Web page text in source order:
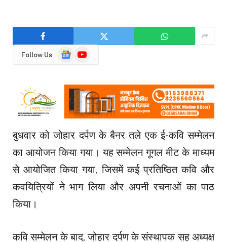
Follow Us
GoogleYouTube
बुधवार को जोहार दर्पण के बैनर तले एक ई-कवि सम्मेलन
का आयोजन किया गया। यह सम्मेलन गूगल मीट के माध्यम
से आयोजित किया गया, जिसमें कई प्रतिष्ठित कवि और
कवयित्रियों ने भाग लिया और अपनी रचनाओं का पाठ
किया।
कवि सम्मेलन के बाद, जोहार दर्पण के संस्थापक सह अध्यक्ष